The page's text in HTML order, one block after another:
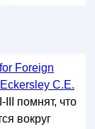
Foreign
C.E.
помнят, что
вокруг